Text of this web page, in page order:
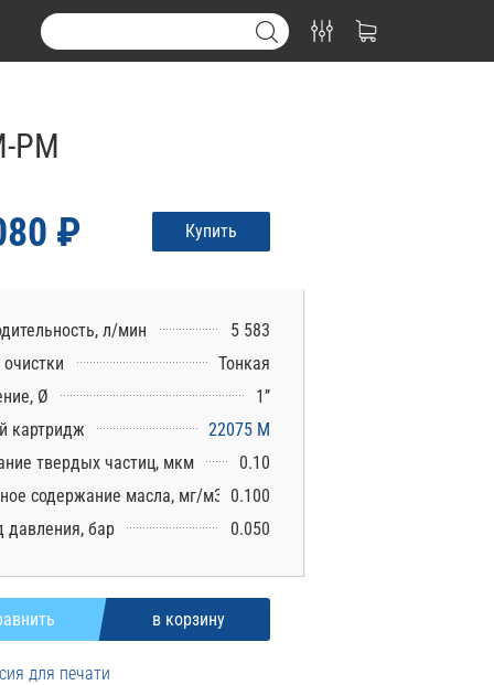
PM
₽ Купить
л/мин
5 583
Тонкая
Ø
1’’
картридж
22075 M
твердых частиц, мкм
0.10
содержание масла, мг/м3 0.100
давления, бар
0.050
для печати